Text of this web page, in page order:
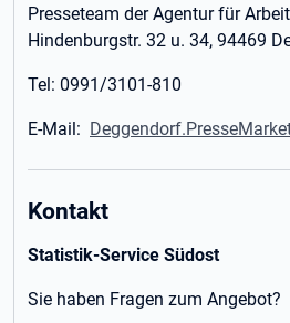
Presseteam der Agentur für
Hindenburgstr. 32 u. 34, 94469
Tel: 0991/3101-810
E-Mail:
Kontakt
Statistik-Service Südost
Sie haben Fragen zum Angebot?